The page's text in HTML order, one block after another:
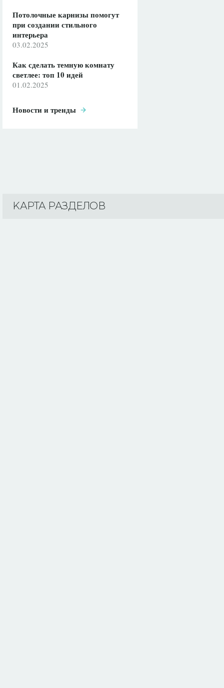
Потолочные карнизы помогут
при создании стильного
интерьера
03.02.2025
Как сделать темную комнату
светлее: топ 10 идей
01.02.2025
Новости и тренды
KАРТА РАЗДЕЛОВ